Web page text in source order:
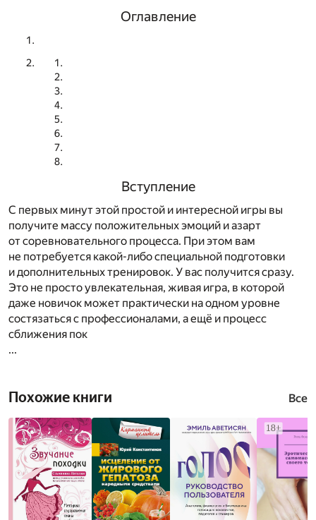
Оглавление
Вступление
С первых минут этой простой и интересной игры вы
получите массу положительных эмоций и азарт
от соревновательного процесса. При этом вам
не потребуется какой-либо специальной подготовки
и дополнительных тренировок. У вас получится сразу.
Это не просто увлекательная, живая игра, в которой
даже новичок может практически на одном уровне
состязаться с профессионалами, а ещё и процесс
сближения пок
...
Похожие книги Все